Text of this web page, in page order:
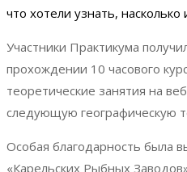
что хотели узнать,
Участники Практикума
прохождении 10 часового
теоретические занятия на
следующую географическую
Особая благодарность была
«Карельских Рыбных